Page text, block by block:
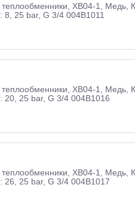
XB04-1, Медь,
8, 25 bar, G 3/4 004B1011
XB04-1, Медь,
20, 25 bar, G 3/4 004B1016
XB04-1, Медь,
26, 25 bar, G 3/4 004B1017